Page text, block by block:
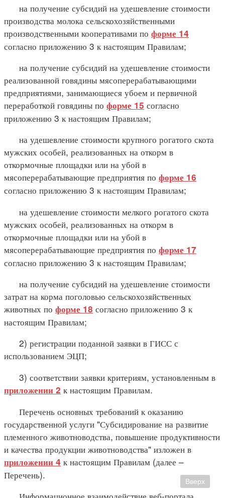
на получение субсидий на удешевление стоимости
производства молока сельскохозяйственными
производственными кооперативами по форме 14
согласно приложению 3 к настоящим Правилам;
на получение субсидий на удешевление стоимости
реализованной говядины мясоперерабатывающими
предприятиями, занимающиеся убоем и первичной
переработкой говядины по форме 15 согласно
приложению 3 к настоящим Правилам;
на удешевление стоимости крупного рогатого скота
мужских особей, реализованных на откорм в
откормочные площадки или на убой в
мясоперерабатывающие предприятия по форме 16
согласно приложению 3 к настоящим Правилам;
на удешевление стоимости мелкого рогатого скота
мужских особей, реализованных на откорм в
откормочные площадки или на убой в
мясоперерабатывающие предприятия по форме 17
согласно приложению 3 к настоящим Правилам;
на получение субсидий на удешевление стоимости
затрат на корма поголовью сельскохозяйственных
животных по форме 18 согласно приложению 3 к
настоящим Правилам;
2) регистрации поданной заявки в ГИСС с
использованием ЭЦП;
3) соответствии заявки критериям, установленным в
приложении 2 к настоящим Правилам.
Перечень основных требований к оказанию
государственной услуги "Субсидирование на развитие
племенного животноводства, повышение продуктивности
и качества продукции животноводства" изложен в
приложении 4 к настоящим Правилам (далее –
Перечень).
Вверх